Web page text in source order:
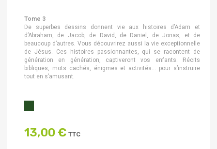
Tome 3
De superbes dessins donnent vie aux histoires d’Adam et
d’Abraham, de Jacob, de David, de Daniel, de Jonas, et de
beaucoup d’autres. Vous découvrirez aussi la vie exceptionnelle
de Jésus. Ces histoires passionnantes, qui se racontent de
génération en génération, captiveront vos enfants. Récits
bibliques, mots cachés, énigmes et activités… pour s’instruire
tout en s’amusant.
13,00 € TTC